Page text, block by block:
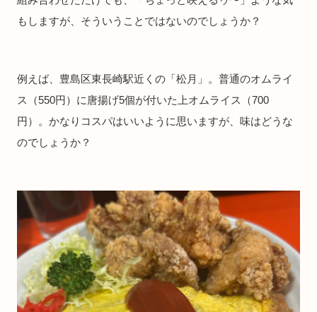
もしますが、そういうことではないのでしょうか？
例えば、豊島区東長崎駅近くの「松月」。普通のオムライ
ス（550円）に唐揚げ5個が付いた上オムライス（700
円）。かなりコスパはいいように思いますが、味はどうな
のでしょうか？